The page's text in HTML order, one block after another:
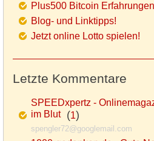
Plus500 Bitcoin Erfahrungen
Blog- und Linktipps!
Jetzt online Lotto spielen!
Letzte Kommentare
SPEEDxpertz -
im Blut(1)
spengler72@googlemail.com